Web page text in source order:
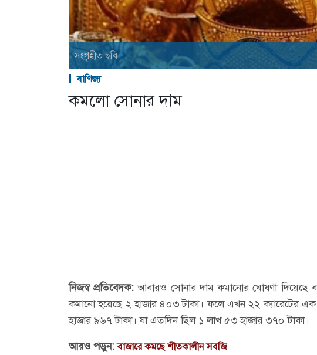
সংগৃহীত ছবি
বাণিজ্য
কমলো সোনার দাম
নিজস্ব প্রতিবেদক:আবারও সোনার দাম কমানোর ঘোষণা দিয়েছে
কমানো হয়েছে ২ হাজার ৪০৩ টাকা। ফলে এখন ২২ ক্যারেটের
হাজার ৯৬৭ টাকা। যা এতদিন ছিল ১ লাখ ৫৩ হাজার ৩৭০ টাকা।
আরও পড়ুন:বাজারে কমছে শীতকালীন সবজি